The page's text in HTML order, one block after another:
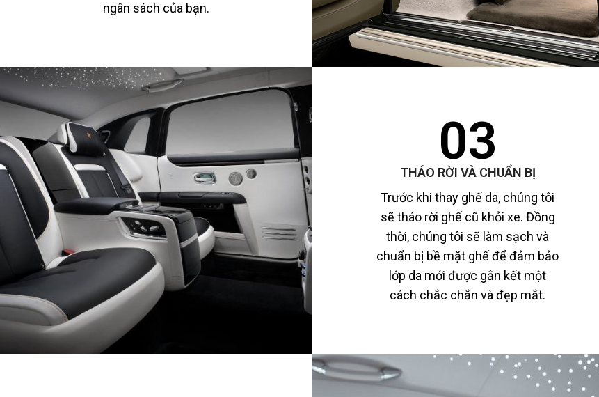
ngân sách của bạn.
03
THÁO RỜI VÀ CHUẨN BỊ
Trước khi thay ghế da, chúng tôi
sẽ tháo rời ghế cũ khỏi xe. Đồng
thời, chúng tôi sẽ làm sạch và
chuẩn bị bề mặt ghế để đảm bảo
lớp da mới được gắn kết một
cách chắc chắn và đẹp mắt.